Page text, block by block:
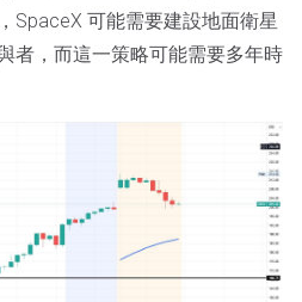
SpaceX 可能需要建設地面衛星
者，而這一策略可能需要多年時